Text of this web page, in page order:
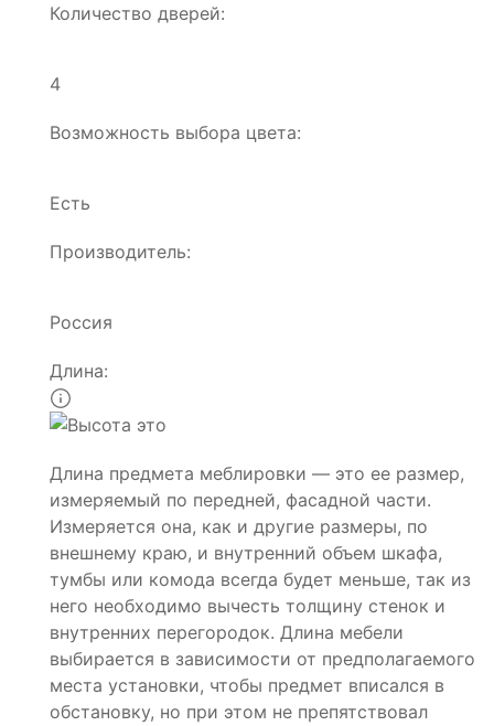
Количество дверей:
4
Возможность выбора цвета:
Есть
Производитель:
Россия
Длина:
Длина предмета меблировки — это ее размер,
измеряемый по передней, фасадной части.
Измеряется она, как и другие размеры, по
внешнему краю, и внутренний объем шкафа,
тумбы или комода всегда будет меньше, так из
него необходимо вычесть толщину стенок и
внутренних перегородок. Длина мебели
выбирается в зависимости от предполагаемого
места установки, чтобы предмет вписался в
обстановку, но при этом не препятствовал